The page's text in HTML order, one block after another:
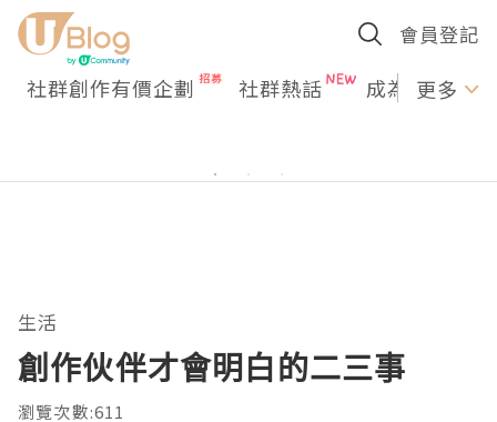
會員登記
社群創作有價企劃 社群熱話 成為U更多
生活
創作伙伴才會明白的二三事
瀏覽次數:611